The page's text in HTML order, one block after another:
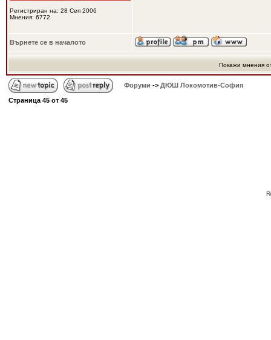
Регистриран на: 28 Сеп 2006
Мнения: 6772
Върнете се в началото
Покажи мнения
Форуми -> ДЮШ Локомотив-София
Страница 45 от 45